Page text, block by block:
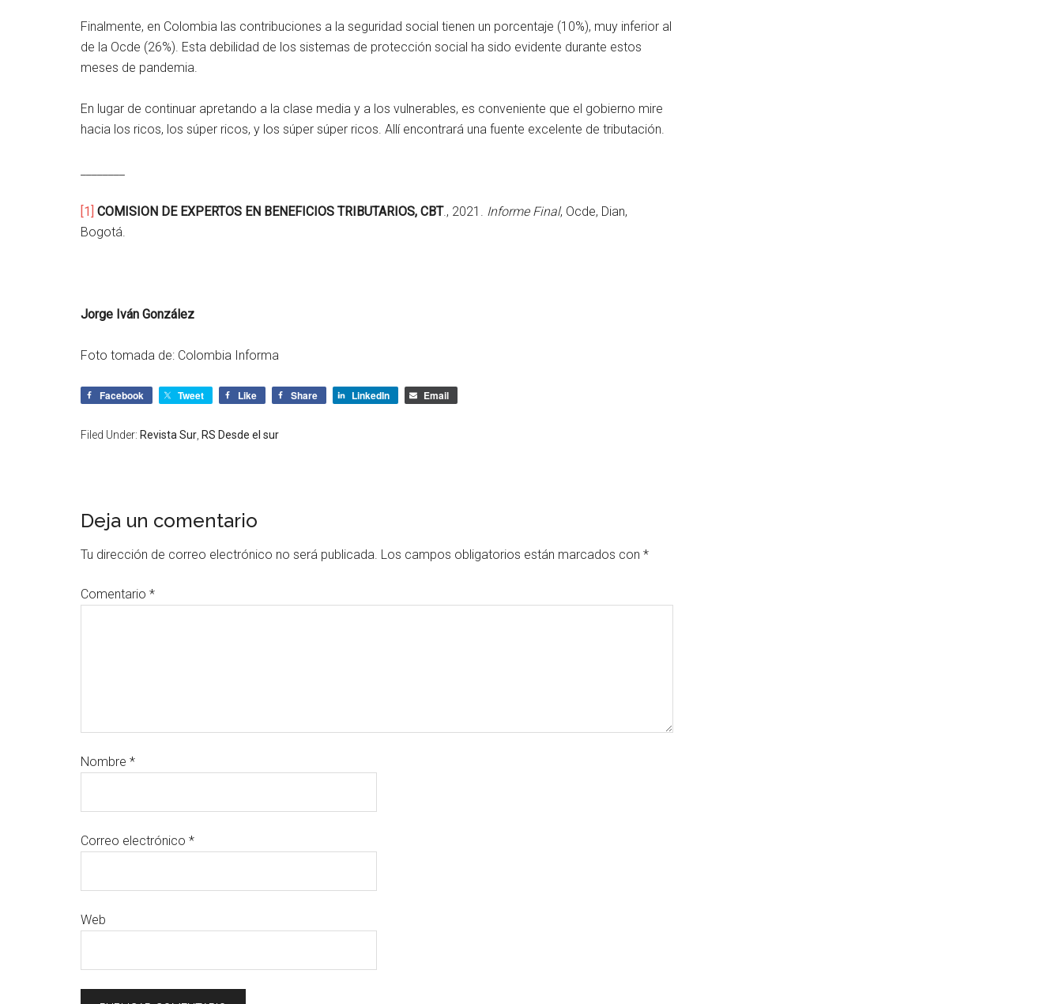
Finalmente, en Colombia las contribuciones a la seguridad social tienen un porcentaje (10%), muy inferior al
de la Ocde (26%). Esta debilidad de los sistemas de protección social ha sido evidente durante estos
meses de pandemia.
En lugar de continuar apretando a la clase media y a los vulnerables, es conveniente que el gobierno mire
hacia los ricos, los súper ricos, y los súper súper ricos. Allí encontrará una fuente excelente de tributación.
[1] COMISION DE EXPERTOS EN BENEFICIOS TRIBUTARIOS, CBT., 2021. Informe Final, Ocde, Dian,
Bogotá.
Jorge Iván González
Foto tomada de: Colombia Informa
Facebook Tweet Like Share LinkedIn Email
Filed Under: Revista Sur RS Desde el sur
Deja un comentario
Tu dirección de correo electrónico no será publicada. Los campos obligatorios están marcados con *
Comentario *
Nombre *
Correo electrónico *
Web